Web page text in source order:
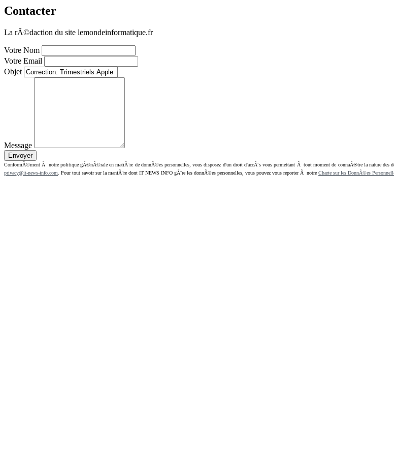
Contacter
La rÃ©daction du site lemondeinformatique.fr
Votre Nom
Votre Email
Objet
Message
ConformÃ©ment Ã notre politique gÃ©nÃ©rale en matiÃ¨re de donnÃ©es personnelles, vous disposez d'un droit d'accÃ¨s vous permettant Ã tout moment de connaÃ®tre la nature des
privacy@it-news-info.com . Pour tout savoir sur la maniÃ¨re dont IT NEWS INFO gÃ¨re les donnÃ©es personnelles, vous pouvez vous reporter Ã notre Charte sur les DonnÃ©es